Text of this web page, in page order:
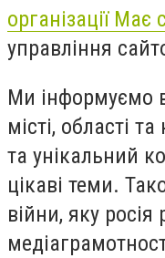
організації Має
управління
Ми інформуємо
місті, області
та унікальний
цікаві теми.
війни, яку росія